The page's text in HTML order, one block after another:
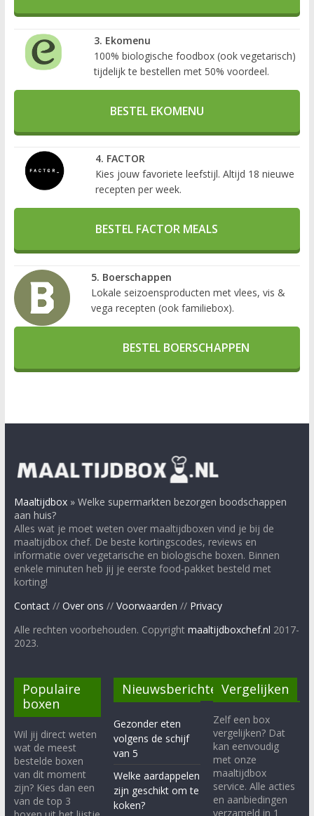
3. Ekomenu
100% biologische foodbox (ook vegetarisch)
tijdelijk te bestellen met 50% voordeel.
BESTEL EKOMENU
4. FACTOR
Kies jouw favoriete leefstijl. Altijd 18 nieuwe
recepten per week.
BESTEL FACTOR MEALS
5. Boerschappen
Lokale seizoensproducten met vlees, vis &
vega recepten (ook familiebox).
BESTEL BOERSCHAPPEN
Maaltijdbox» Welke supermarkten bezorgen boodschappen
aan huis?
Alles wat je moet weten over maaltijdboxen vind je bij de
maaltijdbox chef. De beste kortingscodes, reviews en
informatie over vegetarische en biologische boxen. Binnen
enkele minuten heb jij je eerste food-pakket besteld met
korting!
Contact// Over ons // Voorwaarden // Privacy
Alle rechten voorbehouden. Copyright maaltijdboxchef.nl 2017-
2023.
Populaire
boxen
Wil jij direct weten
wat de meest
bestelde boxen
van dit moment
zijn? Kies dan een
van de top 3
Nieuwsberichten
Gezonder eten
volgens de schijf
van 5
Welke aardappelen
zijn geschikt om te
koken?
Vergelijken
Zelf een box
vergelijken? Dat
kan eenvoudig
met onze
maaltijdbox
service. Alle acties
en aanbiedingen
verzameld in 1